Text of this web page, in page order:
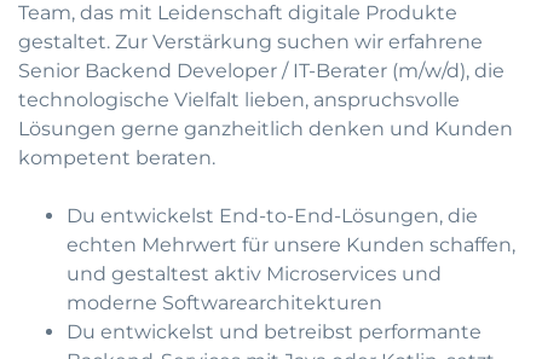
Team, das mit Leidenschaft digitale Produkte
gestaltet. Zur Verstärkung suchen wir erfahrene
Senior Backend Developer / IT-Berater (m/w/d), die
technologische Vielfalt lieben, anspruchsvolle
Lösungen gerne ganzheitlich denken und Kunden
kompetent beraten.
Du entwickelst End-to-End-Lösungen, die
echten Mehrwert für unsere Kunden schaffen,
und gestaltest aktiv Microservices und
moderne Softwarearchitekturen
Du entwickelst und betreibst performante